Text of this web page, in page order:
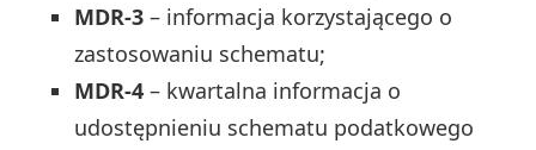
MDR‑3 – informacja korzystającego o
zastosowaniu schematu;
MDR‑4 – kwartalna informacja o
udostępnieniu schematu podatkowego